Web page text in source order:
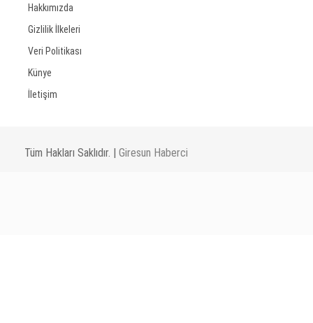
Hakkımızda
Gizlilik İlkeleri
Veri Politikası
Künye
İletişim
Tüm Hakları Saklıdır. | Giresun Haberci